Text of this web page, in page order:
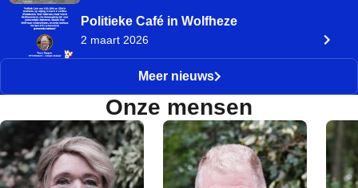
Politieke Café in Wolfheze
2 maart 2026
Meer nieuws
Onze mensen